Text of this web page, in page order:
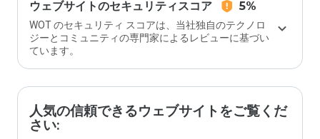
ウェブサイトのセキュリティスコア 5%
WOT のセキュリティ スコアは、当社独自のテクノロ
ジーとコミュニティの専門家によるレビューに基づい
ています。
人気の信頼できるウェブサイトをご覧くだ
さい:
ます
か？